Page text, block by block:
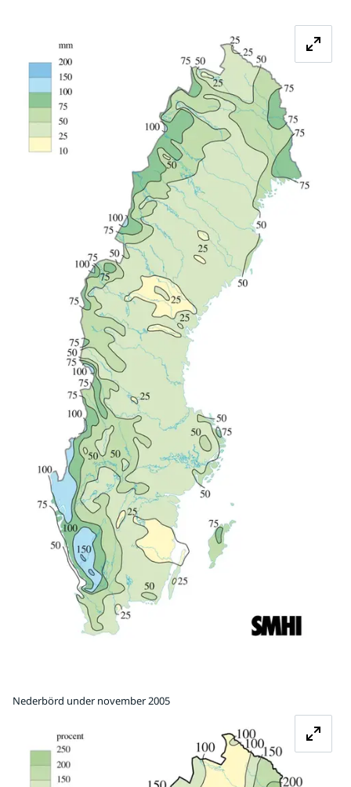
Nederbörd under november 2005